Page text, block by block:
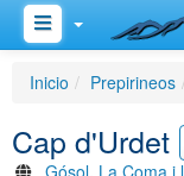
Inicio Prepirineos
Cap d'Urdet
Gósol, La Coma i